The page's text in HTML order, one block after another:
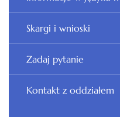
Skargi i wnioski
Zadaj pytanie
Kontakt z oddziałem